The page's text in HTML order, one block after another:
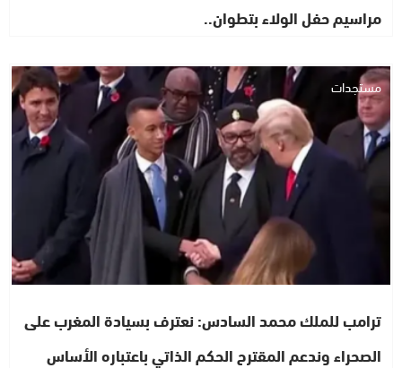
مراسيم حفل الولاء بتطوان..
مستجدات
ترامب للملك محمد السادس: نعترف بسيادة المغرب على
الصحراء وندعم المقترح الحكم الذاتي باعتباره الأساس